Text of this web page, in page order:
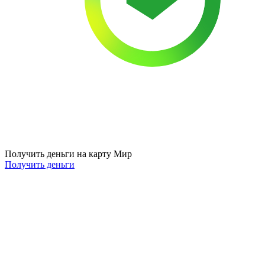
Получить деньги на карту Мир
Получить деньги